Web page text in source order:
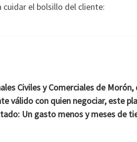
el bolsillo del cliente:
Civiles y Comerciales de
válido con quien negociar, este
Un gasto menos y meses de